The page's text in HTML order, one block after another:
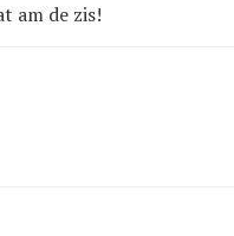
am de zis!